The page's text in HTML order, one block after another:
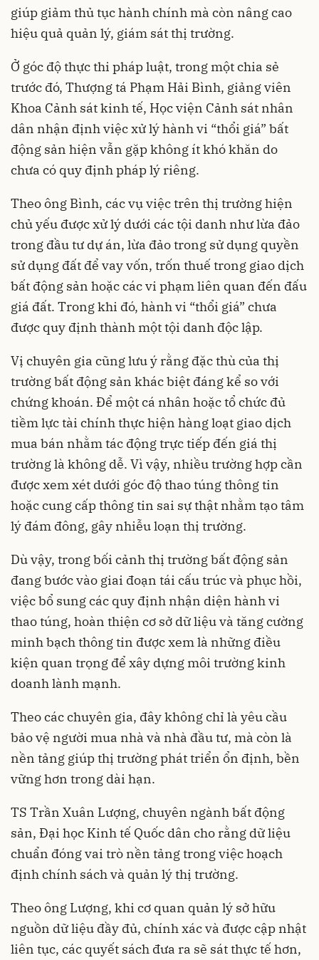
giúp giảm thủ tục hành chính mà còn nâng cao
hiệu quả quản lý, giám sát thị trường.
Ở góc độ thực thi pháp luật, trong một chia sẻ
trước đó, Thượng tá Phạm Hải Bình, giảng viên
Khoa Cảnh sát kinh tế, Học viện Cảnh sát nhân
dân nhận định việc xử lý hành vi “thổi giá” bất
động sản hiện vẫn gặp không ít khó khăn do
chưa có quy định pháp lý riêng.
Theo ông Bình, các vụ việc trên thị trường hiện
chủ yếu được xử lý dưới các tội danh như lừa đảo
trong đầu tư dự án, lừa đảo trong sử dụng quyền
sử dụng đất để vay vốn, trốn thuế trong giao dịch
bất động sản hoặc các vi phạm liên quan đến đấu
giá đất. Trong khi đó, hành vi “thổi giá” chưa
được quy định thành một tội danh độc lập.
Vị chuyên gia cũng lưu ý rằng đặc thù của thị
trường bất động sản khác biệt đáng kể so với
chứng khoán. Để một cá nhân hoặc tổ chức đủ
tiềm lực tài chính thực hiện hàng loạt giao dịch
mua bán nhằm tác động trực tiếp đến giá thị
trường là không dễ. Vì vậy, nhiều trường hợp cần
được xem xét dưới góc độ thao túng thông tin
hoặc cung cấp thông tin sai sự thật nhằm tạo tâm
lý đám đông, gây nhiễu loạn thị trường.
Dù vậy, trong bối cảnh thị trường bất động sản
đang bước vào giai đoạn tái cấu trúc và phục hồi,
việc bổ sung các quy định nhận diện hành vi
thao túng, hoàn thiện cơ sở dữ liệu và tăng cường
minh bạch thông tin được xem là những điều
kiện quan trọng để xây dựng môi trường kinh
doanh lành mạnh.
Theo các chuyên gia, đây không chỉ là yêu cầu
bảo vệ người mua nhà và nhà đầu tư, mà còn là
nền tảng giúp thị trường phát triển ổn định, bền
vững hơn trong dài hạn.
TS Trần Xuân Lượng, chuyên ngành bất động
sản, Đại học Kinh tế Quốc dân cho rằng dữ liệu
chuẩn đóng vai trò nền tảng trong việc hoạch
định chính sách và quản lý thị trường.
Theo ông Lượng, khi cơ quan quản lý sở hữu
nguồn dữ liệu đầy đủ, chính xác và được cập nhật
liên tục, các quyết sách đưa ra sẽ sát thực tế hơn,